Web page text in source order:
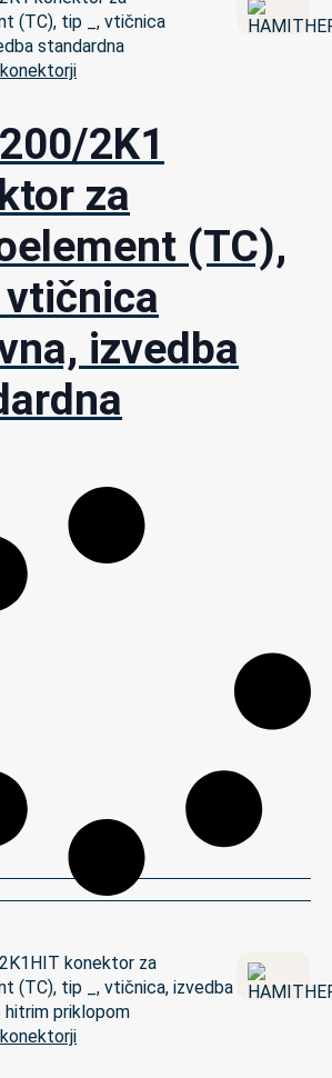
2K1
za
(TC),
izvedba